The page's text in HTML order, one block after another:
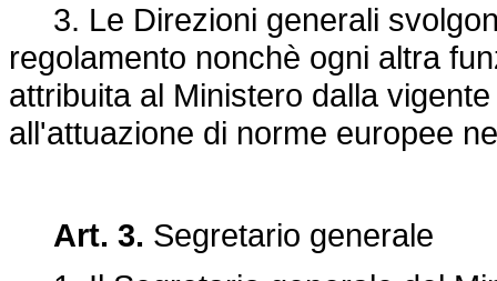
3. Le Direzioni generali
regolamento nonchè ogni altra
attribuita al Ministero dalla
all'attuazione di norme europee
Art. 3. Segretario generale